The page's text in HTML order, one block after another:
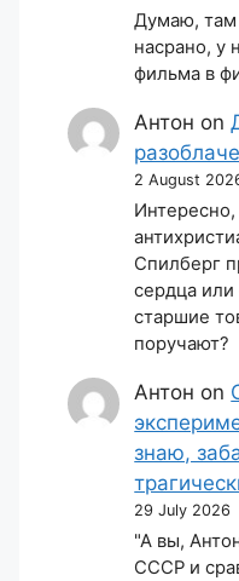
Думаю, там
насрано, у
фильма в
Антон on
2 August
Интересно,
Спилберг
сердца
старшие
поручают?
Антон on
знаю,
29 July 2026
"А вы,
СССР и